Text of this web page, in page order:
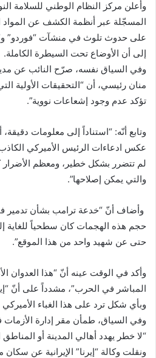
وأعلن مركز النظام الوطني للسلامة
المسجّلة عبر أنظمة الكشف عن
على حدوث تلوث في منشآت “فوردو”
إلى أن الأوضاع تحت السيطرة الكاملة.
وفي السياق نفسه، صرّح النائب عن
منان رئيسي، أن “التحقيقات الأولية
تؤكد عدم وجود إشعاعات نووية”.
وتابع أنّه: “استناداً إلى معلومات
عكس ادعاءات الرئيس الأميركي
لم تتضرر بشكل خطير، ومعظم
والتي يمكن إصلاحها”.
وأضاف أنّ “خدعة ترامب بشأن تدمير
حجم هذه الهجمات كان سطحياً للغاية
حتى عن شهيد واحد من هذا الموقع”.
وأكد في الوقت عينه أنّ “هذا العدوان
المباشر في الحرب”، مشدداً على أنّ
وبأي شكل ترد على هذا الغباء الأميركي
وفي السياق، طمأن مقر إدارة
“لا خطر يهدد أهالي المدينة أو المناطق
ونقلت وكالة “إيرنا” الإيرانية عن